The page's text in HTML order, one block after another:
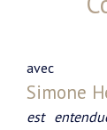
avec
Simone
est